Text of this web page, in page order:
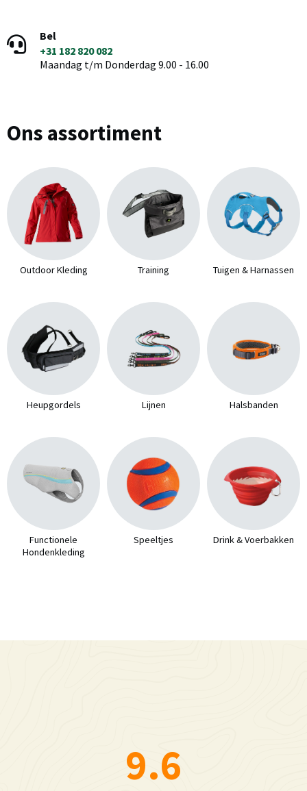
Bel
+31 182 820 082
Maandag t/m Donderdag 9.00 - 16.00
Ons assortiment
Outdoor Kleding Training Tuigen & Harnassen
Heupgordels Lijnen Halsbanden
Functionele
Hondenkleding
Speeltjes Drink & Voerbakken
9.6